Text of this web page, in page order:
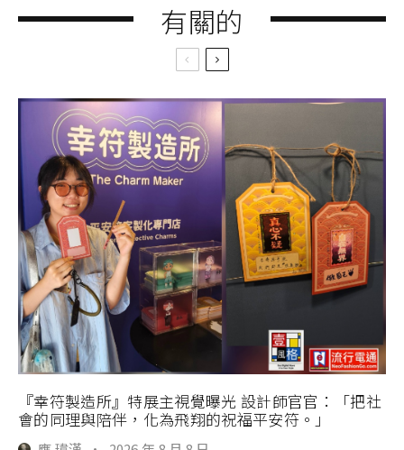
有關的
『幸符製造所』特展主視覺曝光 設計師官官：「把社
會的同理與陪伴，化為飛翔的祝福平安符。」